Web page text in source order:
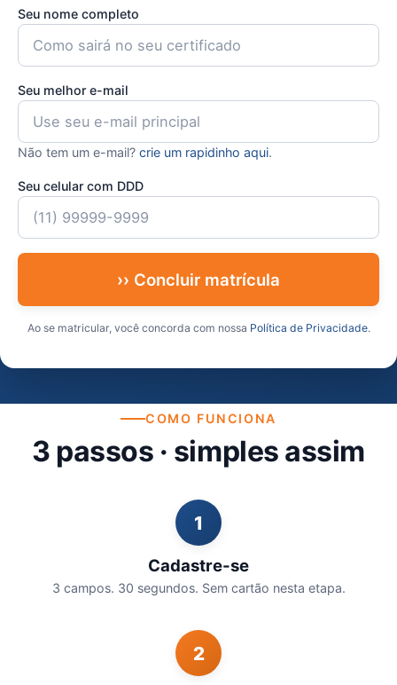
Seu nome completo
Seu melhor e-mail
Não tem um e-mail? crie um rapidinho aqui.
Seu celular com DDD
›› Concluir matrícula
Ao se matricular, você concorda com nossa Política de Privacidade.
COMO FUNCIONA
3 passos · simples assim
1
Cadastre-se
3 campos. 30 segundos. Sem cartão nesta etapa.
2